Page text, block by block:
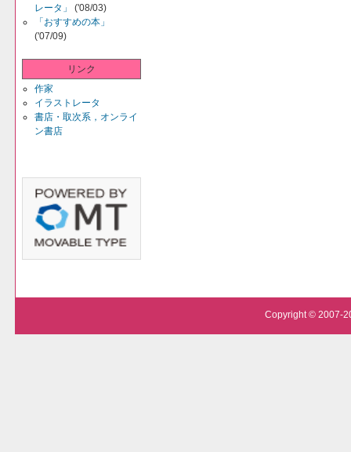
レータ」
('08/03)
「おすすめの本」
('07/09)
リンク
作家
イラストレータ
書店・取次系，オンライ
ン書店
Copyright © 2007-